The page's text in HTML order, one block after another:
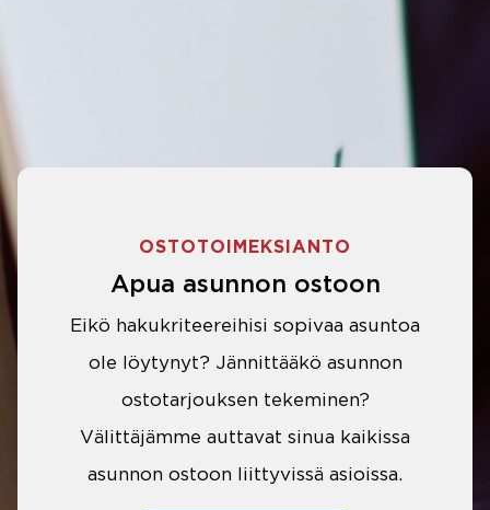
OSTOTOIMEKSIANTO
Apua asunnon ostoon
Eikö hakukriteereihisi sopivaa asuntoa
ole löytynyt? Jännittääkö asunnon
ostotarjouksen tekeminen?
Välittäjämme auttavat sinua kaikissa
asunnon ostoon liittyvissä asioissa.